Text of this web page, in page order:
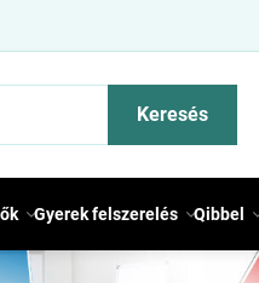
Keresés
Gyerek felszerelés Qibbel